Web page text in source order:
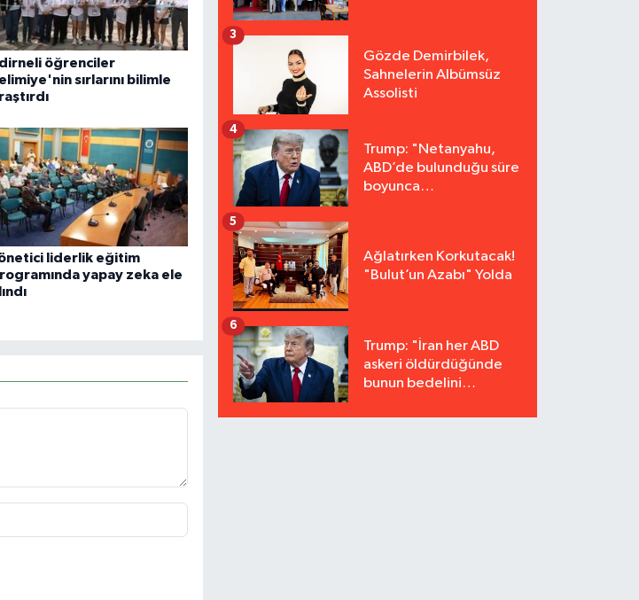
öğrenciler
sırlarını bilimle
liderlik eğitim
yapay zeka ele
Gözde Demirbilek,
Sahnelerin Albümsüz
Assolisti
3
Trump: "Netanyahu,
ABD’de bulunduğu süre
boyunca
4
Ağlatırken Korkutacak!
"Bulut’un Azabı" Yolda
5
Trump: "İran her ABD
askeri öldürdüğünde
bunun bedelini
6